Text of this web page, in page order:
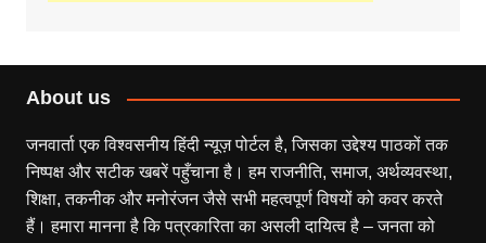
About us
जनवार्ता एक विश्वसनीय हिंदी न्यूज़ पोर्टल है, जिसका उद्देश्य पाठकों तक
निष्पक्ष और सटीक खबरें पहुँचाना है। हम राजनीति, समाज, अर्थव्यवस्था,
शिक्षा, तकनीक और मनोरंजन जैसे सभी महत्वपूर्ण विषयों को कवर करते
हैं। हमारा मानना है कि पत्रकारिता का असली दायित्व है – जनता को